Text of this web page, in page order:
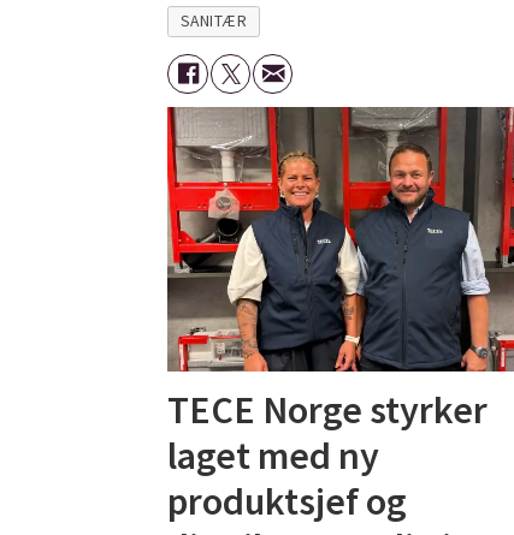
SANITÆR
TECE Norge styrker
laget med ny
produktsjef og